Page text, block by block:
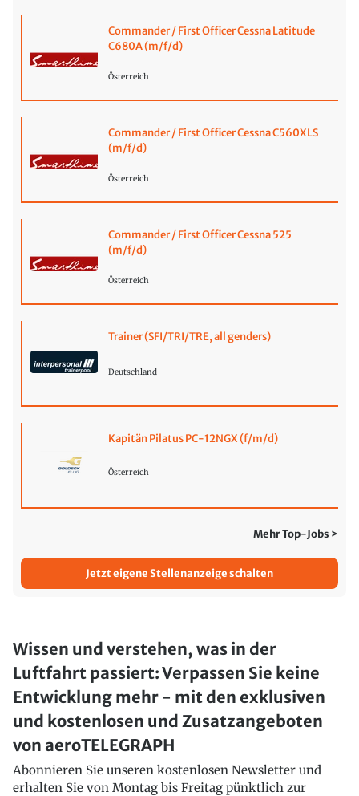
Commander / First Officer Cessna Latitude
C680A (m/f/d)
Österreich
Commander / First Officer Cessna C560XLS
(m/f/d)
Österreich
Commander / First Officer Cessna 525
(m/f/d)
Österreich
Trainer (SFI/TRI/TRE, all genders)
Deutschland
Kapitän Pilatus PC-12NGX (f/m/d)
Österreich
Mehr Top-Jobs >
Jetzt eigene Stellenanzeige schalten
Wissen und verstehen, was in der
Luftfahrt passiert: Verpassen Sie keine
Entwicklung mehr - mit den exklusiven
und kostenlosen und Zusatzangeboten
von aeroTELEGRAPH
Abonnieren Sie unseren kostenlosen Newsletter und
erhalten Sie von Montag bis Freitag pünktlich zur